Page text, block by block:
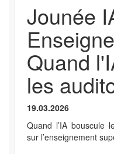
Jounée
Quand
les
19.03.2026
Quand l’IA bouscule
sur l’enseignement